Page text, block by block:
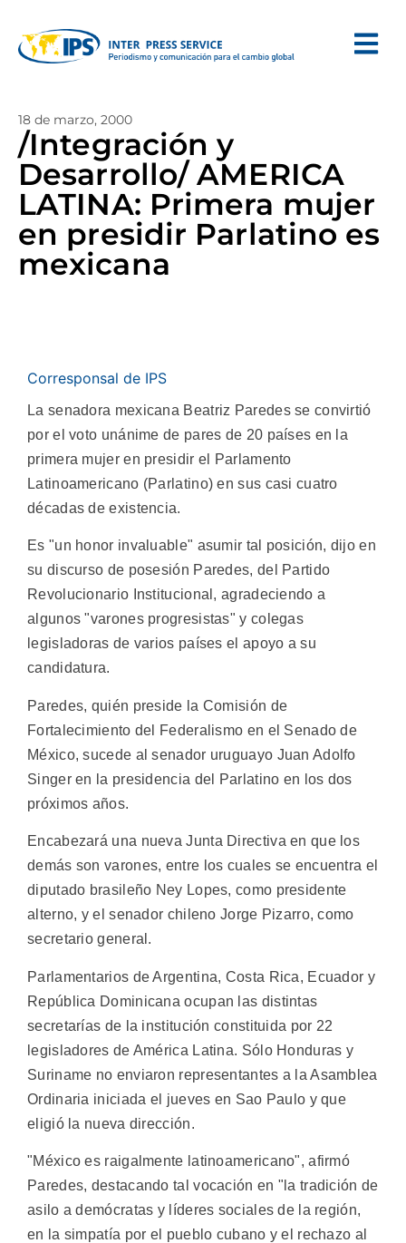
18 de marzo, 2000
/Integración y
Desarrollo/ AMERICA
LATINA: Primera mujer
en presidir Parlatino es
mexicana
Corresponsal de IPS
La senadora mexicana Beatriz Paredes se convirtió
por el voto unánime de pares de 20 países en la
primera mujer en presidir el Parlamento
Latinoamericano (Parlatino) en sus casi cuatro
décadas de existencia.
Es "un honor invaluable" asumir tal posición, dijo en
su discurso de posesión Paredes, del Partido
Revolucionario Institucional, agradeciendo a
algunos "varones progresistas" y colegas
legisladoras de varios países el apoyo a su
candidatura.
Paredes, quién preside la Comisión de
Fortalecimiento del Federalismo en el Senado de
México, sucede al senador uruguayo Juan Adolfo
Singer en la presidencia del Parlatino en los dos
próximos años.
Encabezará una nueva Junta Directiva en que los
demás son varones, entre los cuales se encuentra el
diputado brasileño Ney Lopes, como presidente
alterno, y el senador chileno Jorge Pizarro, como
secretario general.
Parlamentarios de Argentina, Costa Rica, Ecuador y
República Dominicana ocupan las distintas
secretarías de la institución constituida por 22
legisladores de América Latina. Sólo Honduras y
Suriname no enviaron representantes a la Asamblea
Ordinaria iniciada el jueves en Sao Paulo y que
eligió la nueva dirección.
"México es raigalmente latinoamericano", afirmó
Paredes, destacando tal vocación en "la tradición de
asilo a demócratas y líderes sociales de la región,
en la simpatía por el pueblo cubano y el rechazo al